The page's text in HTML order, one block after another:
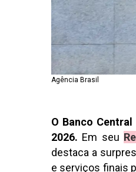
Agência Brasil
O Banco
2026. Em seu
destaca a
e serviços finais